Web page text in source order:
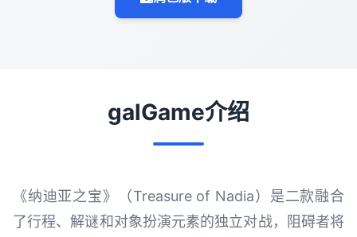
galGame介绍
《纳迪亚之宝》（Treasure of Nadia）是二款融合
了行程、解谜和对象扮演元素的独立对战，阻碍者将